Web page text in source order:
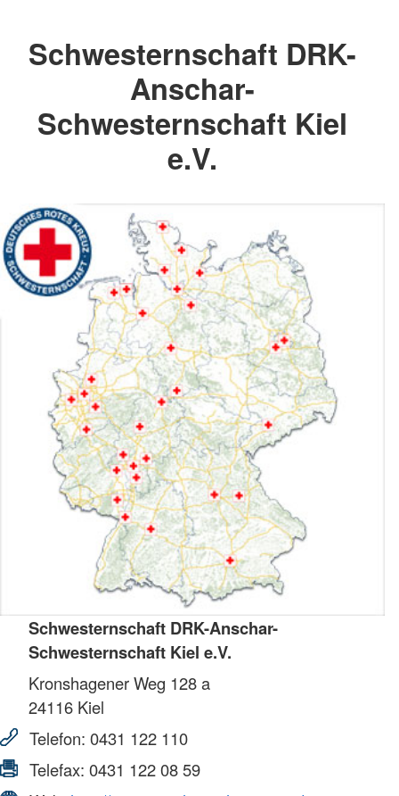
Schwesternschaft DRK-
Anschar-
Schwesternschaft Kiel
e.V.
Schwesternschaft DRK-Anschar-
Schwesternschaft Kiel e.V.
Kronshagener Weg 128 a
24116 Kiel
Telefon: 0431 122 110
Telefax: 0431 122 08 59